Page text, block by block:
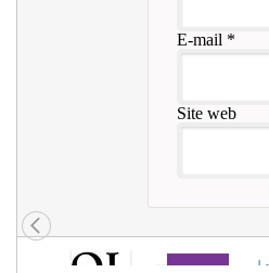
E-mail *
Site web